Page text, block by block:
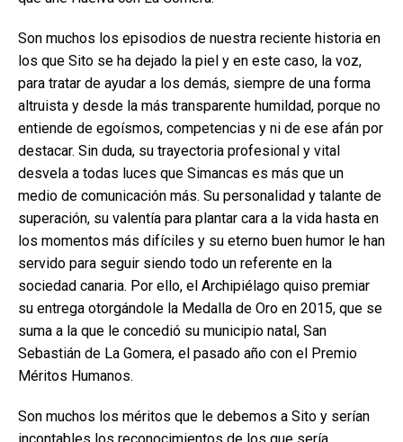
Son muchos los episodios de nuestra reciente historia en
los que Sito se ha dejado la piel y en este caso, la voz,
para tratar de ayudar a los demás, siempre de una forma
altruista y desde la más transparente humildad, porque no
entiende de egoísmos, competencias y ni de ese afán por
destacar. Sin duda, su trayectoria profesional y vital
desvela a todas luces que Simancas es más que un
medio de comunicación más. Su personalidad y talante de
superación, su valentía para plantar cara a la vida hasta en
los momentos más difíciles y su eterno buen humor le han
servido para seguir siendo todo un referente en la
sociedad canaria. Por ello, el Archipiélago quiso premiar
su entrega otorgándole la Medalla de Oro en 2015, que se
suma a la que le concedió su municipio natal, San
Sebastián de La Gomera, el pasado año con el Premio
Méritos Humanos.
Son muchos los méritos que le debemos a Sito y serían